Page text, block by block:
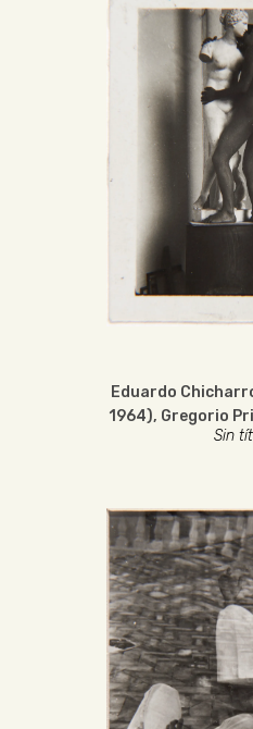
Eduardo
1964), Gregorio
Sin